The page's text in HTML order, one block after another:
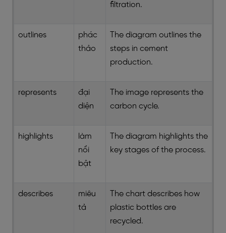
filtration.
outlines
phác
thảo
The diagram outlines the
steps in cement
production.
represents
đại
diện
The image represents the
carbon cycle.
highlights
làm
nổi
bật
The diagram highlights the
key stages of the process.
describes
miêu
tả
The chart describes how
plastic bottles are
recycled.